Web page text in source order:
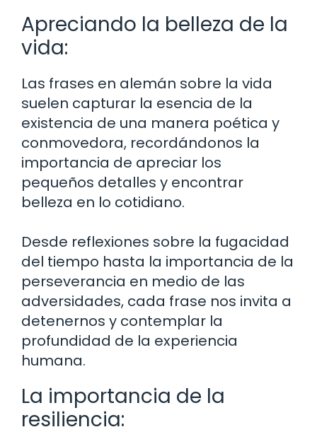
Apreciando la belleza de la
vida:
Las frases en alemán sobre la vida
suelen capturar la esencia de la
existencia de una manera poética y
conmovedora, recordándonos la
importancia de apreciar los
pequeños detalles y encontrar
belleza en lo cotidiano.
Desde reflexiones sobre la fugacidad
del tiempo hasta la importancia de la
perseverancia en medio de las
adversidades, cada frase nos invita a
detenernos y contemplar la
profundidad de la experiencia
humana.
La importancia de la
resiliencia: